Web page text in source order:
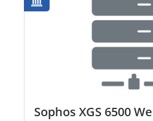
Sophos XGS 6500